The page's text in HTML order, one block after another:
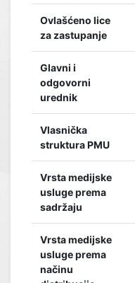
Ovlašćeno lice
za zastupanje
Glavni i
odgovorni
urednik
Vlasnička
struktura PMU
Vrsta medijske
usluge prema
sadržaju
Vrsta medijske
usluge prema
načinu